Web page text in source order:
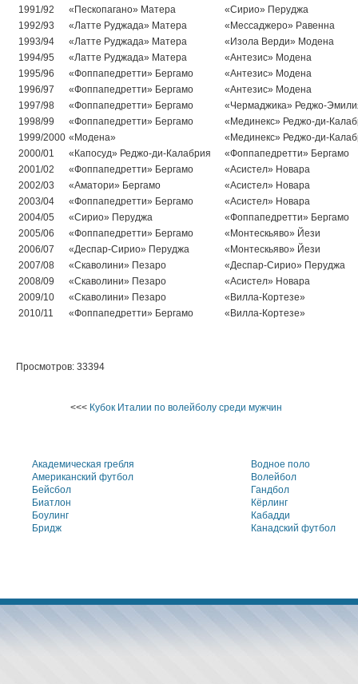
1991/92
«Пескопагано» Матера
«Сирио» Перуджа
1992/93
«Латте Руджада» Матера
«Мессаджеро» Равенна
1993/94
«Латте Руджада» Матера
«Изола Верди» Модена
1994/95
«Латте Руджада» Матера
«Антезис» Модена
1995/96
«Фоппапедретти» Бергамо
«Антезис» Модена
1996/97
«Фоппапедретти» Бергамо
«Антезис» Модена
1997/98
«Фоппапедретти» Бергамо
«Чермаджика» Реджо-
1998/99
«Фоппапедретти» Бергамо
«Мединекс» Реджо-ди-
1999/2000 «Модена»
«Мединекс» Реджо-ди-
2000/01
«Капосуд» Реджо-ди-Калабрия
«Фоппапедретти» Бергамо
2001/02
«Фоппапедретти» Бергамо
«Асистел» Новара
2002/03
«Аматори» Бергамо
«Асистел» Новара
2003/04
«Фоппапедретти» Бергамо
«Асистел» Новара
2004/05
«Сирио» Перуджа
«Фоппапедретти» Бергамо
2005/06
«Фоппапедретти» Бергамо
«Монтескьяво» Йези
2006/07
«Деспар-Сирио» Перуджа
«Монтескьяво» Йези
2007/08
«Скаволини» Пезаро
«Деспар-Сирио» Перуджа
2008/09
«Скаволини» Пезаро
«Асистел» Новара
2009/10
«Скаволини» Пезаро
«Вилла-Кортезе»
2010/11
«Фоппапедретти» Бергамо «Вилла-Кортезе»
Просмотров: 33394
<<< Кубок Италии по волейболу среди мужчин
Академическая гребля
Американский футбол
Бейсбол
Биатлон
Боулинг
Бридж
Водное поло
Волейбол
Гандбол
Кёрлинг
Кабадди
Канадский футбол